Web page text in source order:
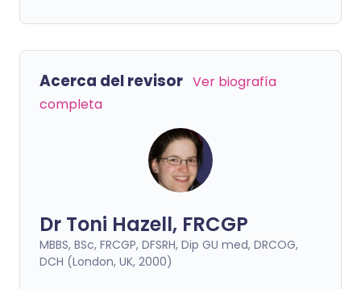
Acerca del revisor Ver biografía
completa
Dr Toni Hazell, FRCGP
MBBS, BSc, FRCGP, DFSRH, Dip GU med, DRCOG,
DCH (London, UK, 2000)